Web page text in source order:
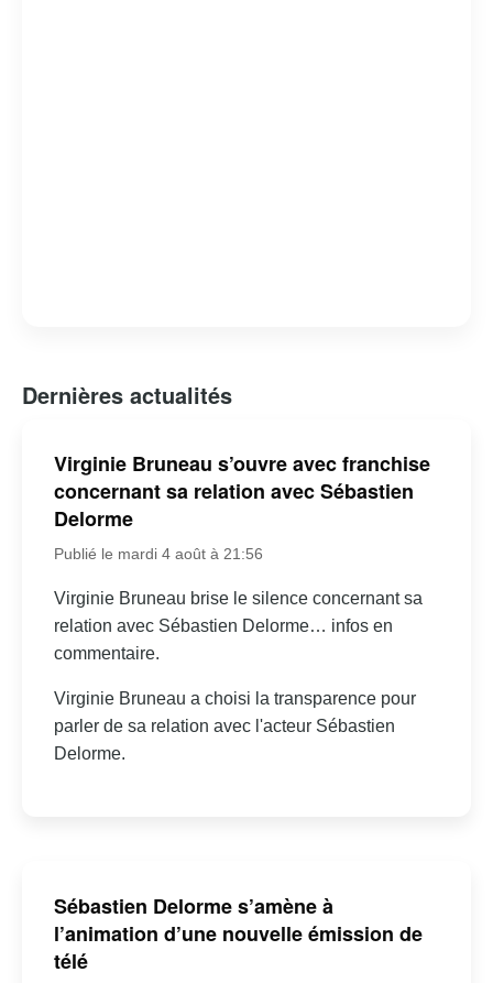
Dernières actualités
Virginie Bruneau s’ouvre avec franchise
concernant sa relation avec Sébastien
Delorme
Publié le mardi 4 août à 21:56
Virginie Bruneau brise le silence concernant sa
relation avec Sébastien Delorme… infos en
commentaire.
Virginie Bruneau a choisi la transparence pour
parler de sa relation avec l'acteur Sébastien
Delorme.
Sébastien Delorme s’amène à
l’animation d’une nouvelle émission de
télé